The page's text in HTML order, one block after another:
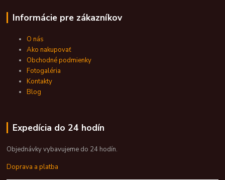
Informácie pre zákazníkov
O nás
Ako nakupovať
Obchodné podmienky
Fotogaléria
Kontakty
Blog
Expedícia do 24 hodín
Objednávky vybavujeme do 24 hodín.
Doprava a platba